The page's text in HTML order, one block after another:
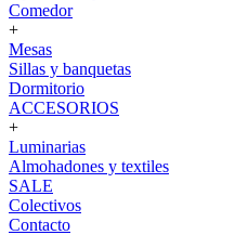
Comedor
+
Mesas
Sillas y banquetas
Dormitorio
ACCESORIOS
+
Luminarias
Almohadones y textiles
SALE
Colectivos
Contacto